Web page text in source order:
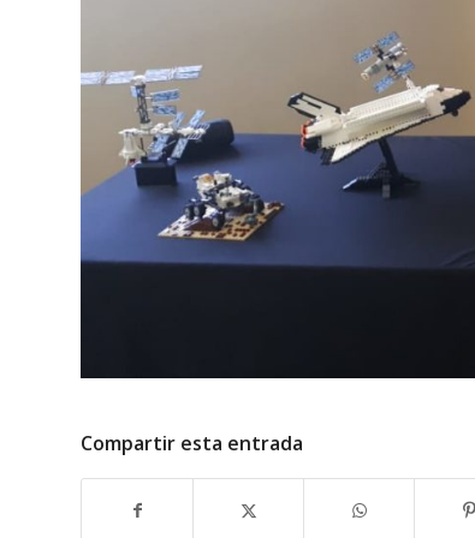
Compartir esta entrada